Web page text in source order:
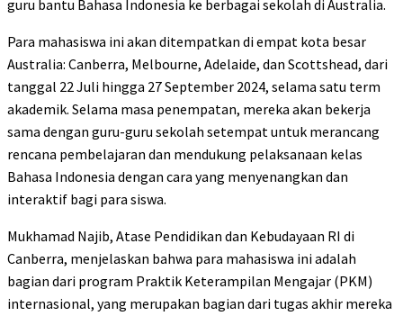
guru bantu Bahasa Indonesia ke berbagai sekolah di Australia.
Para mahasiswa ini akan ditempatkan di empat kota besar
Australia: Canberra, Melbourne, Adelaide, dan Scottshead, dari
tanggal 22 Juli hingga 27 September 2024, selama satu term
akademik. Selama masa penempatan, mereka akan bekerja
sama dengan guru-guru sekolah setempat untuk merancang
rencana pembelajaran dan mendukung pelaksanaan kelas
Bahasa Indonesia dengan cara yang menyenangkan dan
interaktif bagi para siswa.
Mukhamad Najib, Atase Pendidikan dan Kebudayaan RI di
Canberra, menjelaskan bahwa para mahasiswa ini adalah
bagian dari program Praktik Keterampilan Mengajar (PKM)
internasional, yang merupakan bagian dari tugas akhir mereka